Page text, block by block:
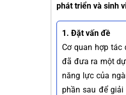
phát triển và sinh
1. Đặt vấn đề
Cơ quan hợp tác
đã đưa ra một dự
năng lực của
phần sau để